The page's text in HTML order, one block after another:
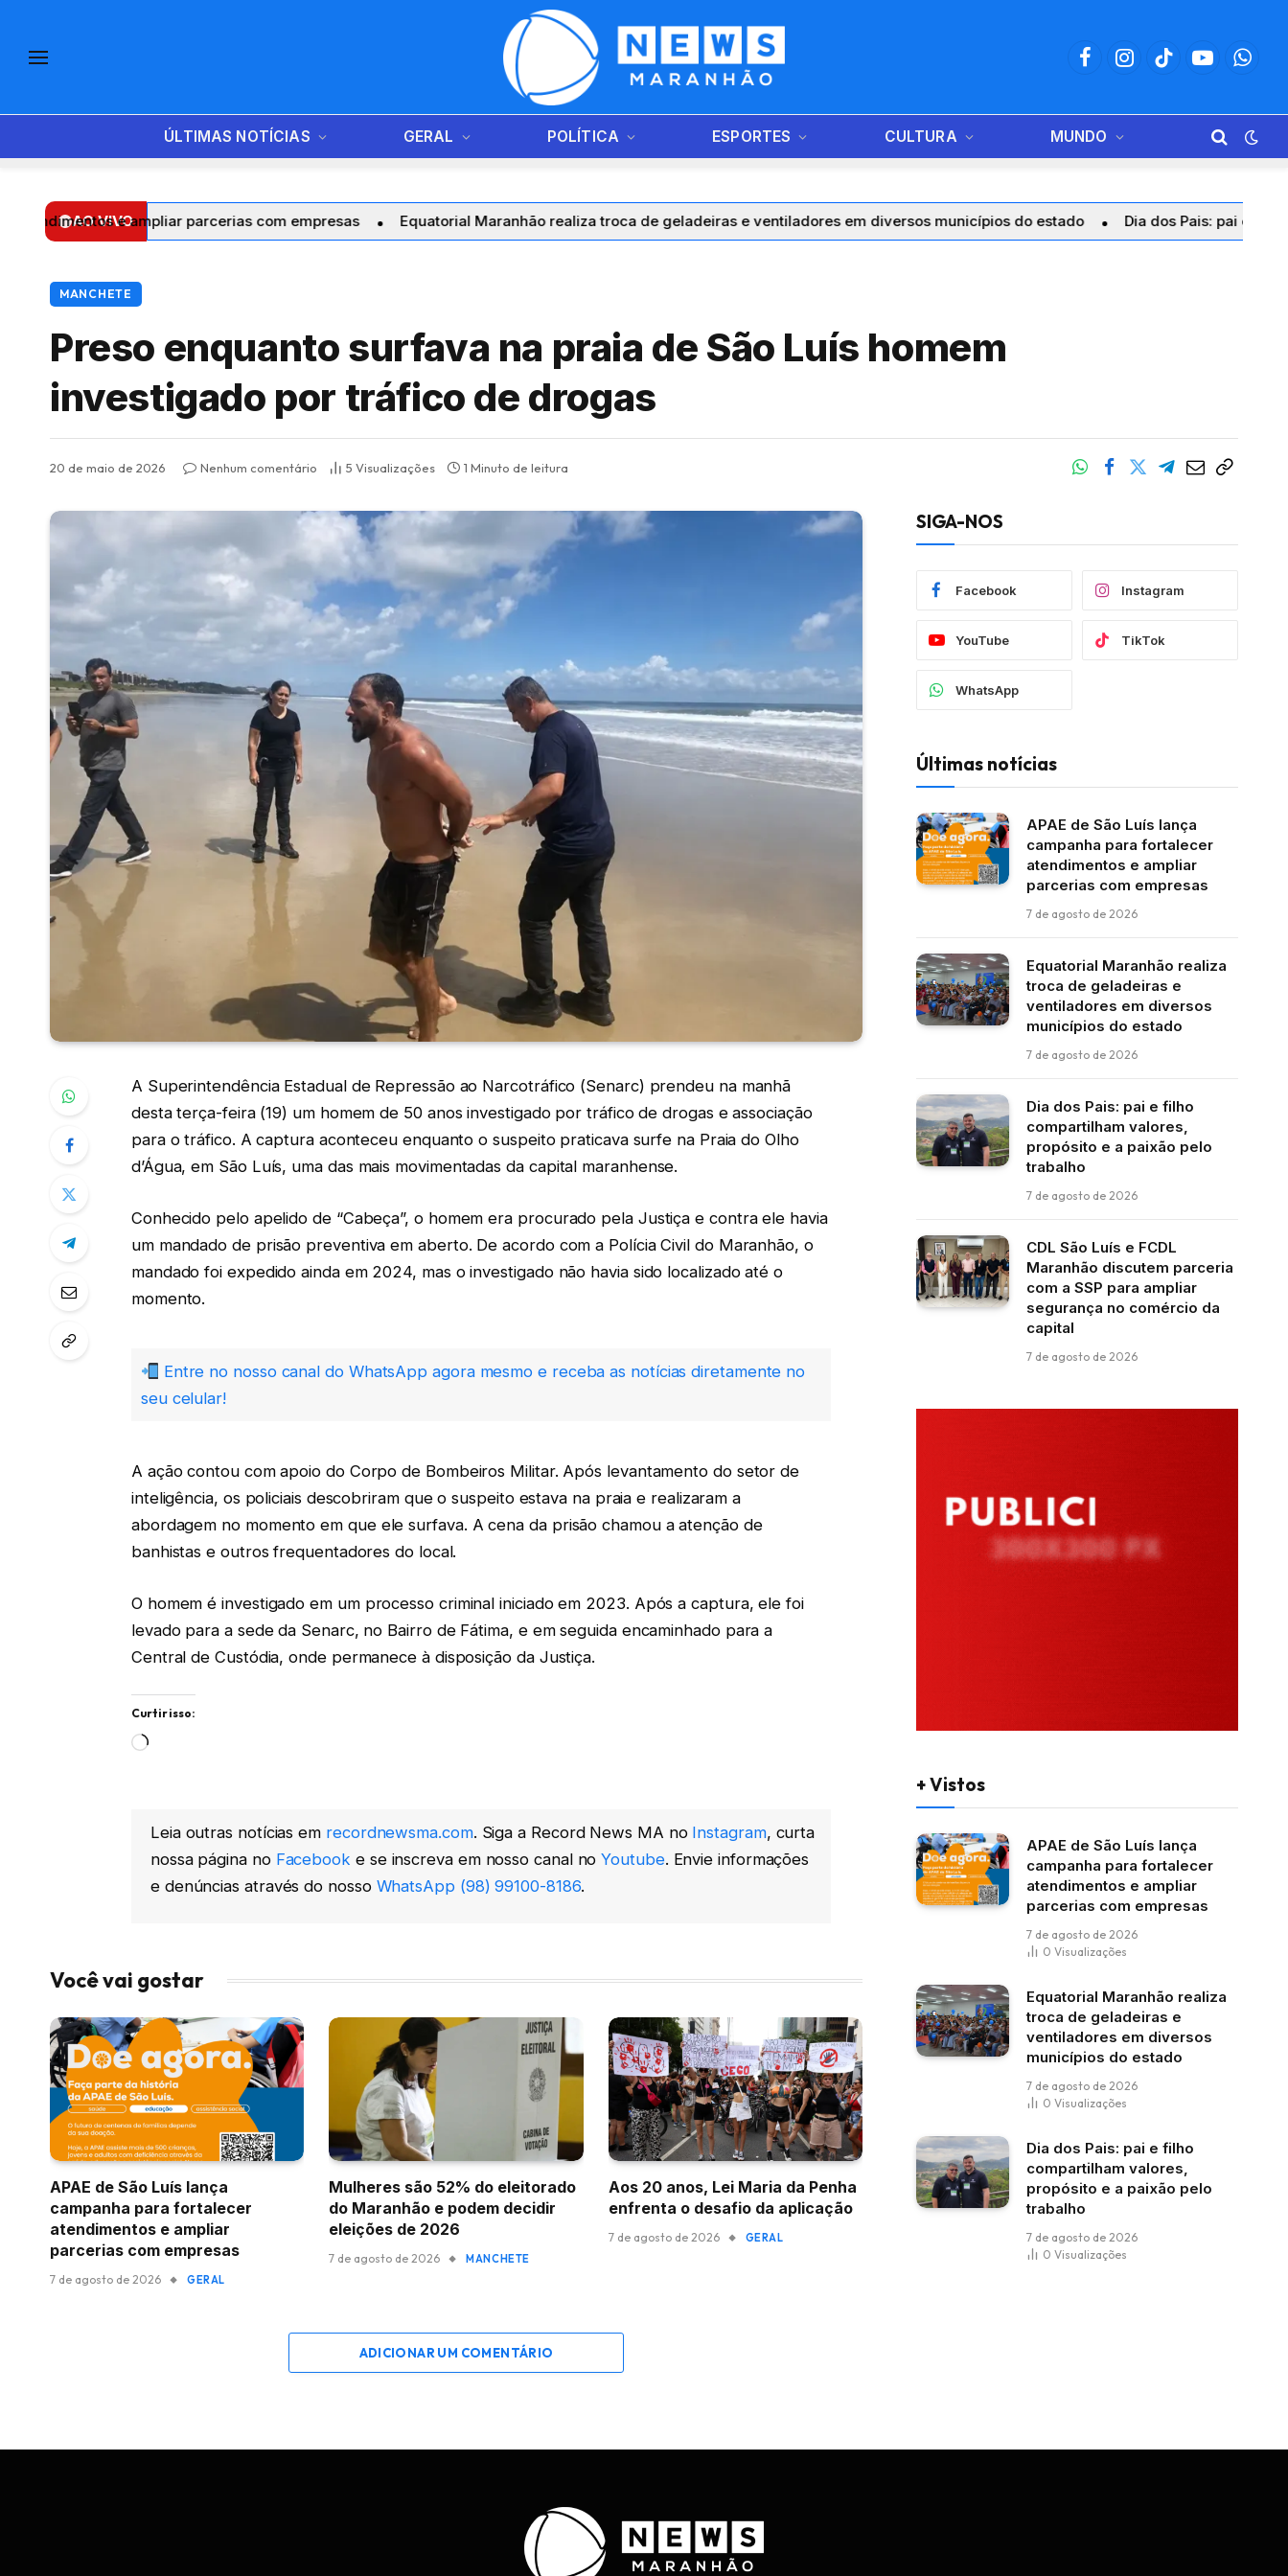
FacebookInstagramTikTokYouTube
ÚLTIMAS NOTÍCIAS GERAL POLÍTICA ESPORTES CULTURA MUNDO
AO VIVO
e ampliar parcerias com empresas Equatorial Maranhão realiza troca de geladeiras e ventiladores em diversos municípios do estado Dia dos Pais: pai e filho
MANCHETE
Preso enquanto surfava na praia de São Luís homem
investigado por tráfico de drogas
20 de maio de 2026 Nenhum comentário 5 Visualizações 1 Minuto de leitura
A Superintendência Estadual de Repressão ao Narcotráfico (Senarc) prendeu na manhã
desta terça-feira (19) um homem de 50 anos investigado por tráfico de drogas e associação
para o tráfico. A captura aconteceu enquanto o suspeito praticava surfe na Praia do Olho
d’Água, em São Luís, uma das mais movimentadas da capital maranhense.
Conhecido pelo apelido de “Cabeça”, o homem era procurado pela Justiça e contra ele havia
um mandado de prisão preventiva em aberto. De acordo com a Polícia Civil do Maranhão, o
mandado foi expedido ainda em 2024, mas o investigado não havia sido localizado até o
momento.
Entre no nosso canal do WhatsApp agora mesmo e receba as notícias diretamente no
seu celular!
A ação contou com apoio do Corpo de Bombeiros Militar. Após levantamento do setor de
inteligência, os policiais descobriram que o suspeito estava na praia e realizaram a
abordagem no momento em que ele surfava. A cena da prisão chamou a atenção de
banhistas e outros frequentadores do local.
O homem é investigado em um processo criminal iniciado em 2023. Após a captura, ele foi
levado para a sede da Senarc, no Bairro de Fátima, e em seguida encaminhado para a
Central de Custódia, onde permanece à disposição da Justiça.
Curtir isso:
Carregando...
Leia outras notícias em recordnewsma.com. Siga a Record News MA no Instagram, curta
nossa página no Facebook e se inscreva em nosso canal noYoutube. Envie informações
e denúncias através do nosso WhatsApp (98) 99100-8186.
Você vai gostar
APAE de São Luís lança
campanha para fortalecer
atendimentos e ampliar
parcerias com empresas
7 de agosto de 2026 GERAL
Mulheres são 52% do eleitorado
do Maranhão e podem decidir
eleições de 2026
7 de agosto de 2026 MANCHETE
Aos 20 anos, Lei Maria da Penha
enfrenta o desafio da aplicação
7 de agosto de 2026 GERAL
ADICIONAR UM COMENTÁRIO
SIGA-NOS
Facebook Instagram
YouTube TikTok
WhatsApp
Últimas notícias
APAE de São Luís lança
campanha para fortalecer
atendimentos e ampliar
parcerias com empresas
7 de agosto de 2026
Equatorial Maranhão realiza
troca de geladeiras e
ventiladores em diversos
municípios do estado
7 de agosto de 2026
Dia dos Pais: pai e filho
compartilham valores,
propósito e a paixão pelo
trabalho
7 de agosto de 2026
CDL São Luís e FCDL
Maranhão discutem parceria
com a SSP para ampliar
segurança no comércio da
capital
7 de agosto de 2026
+ Vistos
APAE de São Luís lança
campanha para fortalecer
atendimentos e ampliar
parcerias com empresas
7 de agosto de 2026
0 Visualizações
Equatorial Maranhão realiza
troca de geladeiras e
ventiladores em diversos
municípios do estado
7 de agosto de 2026
0 Visualizações
Dia dos Pais: pai e filho
compartilham valores,
propósito e a paixão pelo
trabalho
7 de agosto de 2026
0 Visualizações